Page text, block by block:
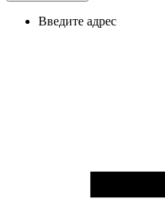
Введите адрес